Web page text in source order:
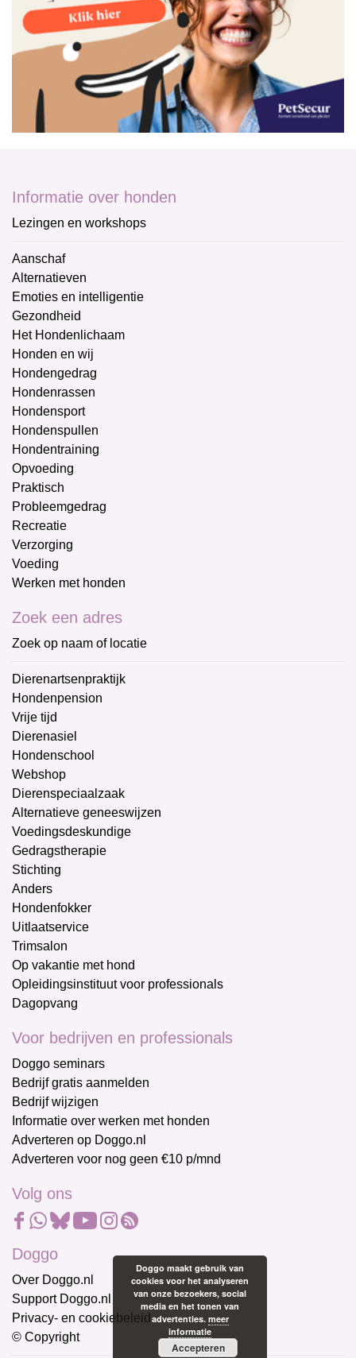
Informatie over honden
Lezingen en workshops
Aanschaf
Alternatieven
Emoties en intelligentie
Gezondheid
Het Hondenlichaam
Honden en wij
Hondengedrag
Hondenrassen
Hondensport
Hondenspullen
Hondentraining
Opvoeding
Praktisch
Probleemgedrag
Recreatie
Verzorging
Voeding
Werken met honden
Zoek een adres
Zoek op naam of locatie
Dierenartsenpraktijk
Hondenpension
Vrije tijd
Dierenasiel
Hondenschool
Webshop
Dierenspeciaalzaak
Alternatieve geneeswijzen
Voedingsdeskundige
Gedragstherapie
Stichting
Anders
Hondenfokker
Uitlaatservice
Trimsalon
Op vakantie met hond
Opleidingsinstituut voor professionals
Dagopvang
Voor bedrijven en professionals
Doggo seminars
Bedrijf gratis aanmelden
Bedrijf wijzigen
Informatie over werken met honden
Adverteren op Doggo.nl
Adverteren voor nog geen €10 p/mnd
Volg ons
Doggo
Over Doggo.nl
Support Doggo.nl
Privacy- en cookiebeleid
© Copyright
Doggo maakt gebruik van
cookies voor het analyseren
van onze bezoekers, social
media en het tonen van
advertenties. meer
informatie
Accepteren